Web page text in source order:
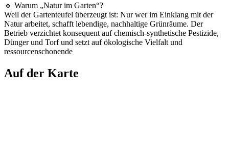
🔹 Warum „Natur im Garten“?
Weil der Gartenteufel überzeugt ist: Nur wer im Einklang mit der
Natur arbeitet, schafft lebendige, nachhaltige Grünräume. Der
Betrieb verzichtet konsequent auf chemisch-synthetische Pestizide,
Dünger und Torf und setzt auf ökologische Vielfalt und
ressourcenschonende
Auf der Karte